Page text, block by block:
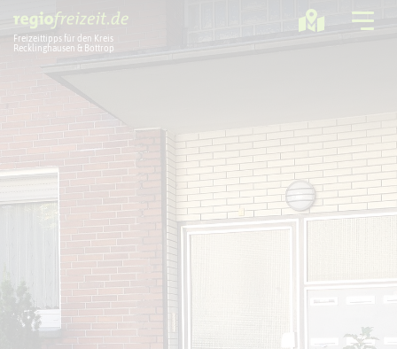
Freizeittipps für den Kreis
Recklinghausen & Bottrop
Sport + Bewegung
Aktuelles
Freizeitregion